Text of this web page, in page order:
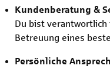
Kundenberatung &
Du bist verantwortlich
Betreuung eines
Persönliche